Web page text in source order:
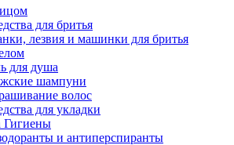
для бритья
лезвия и машинки для бритья
для душа
шампуни
волос
для укладки
Гигиены
и антиперспиранты